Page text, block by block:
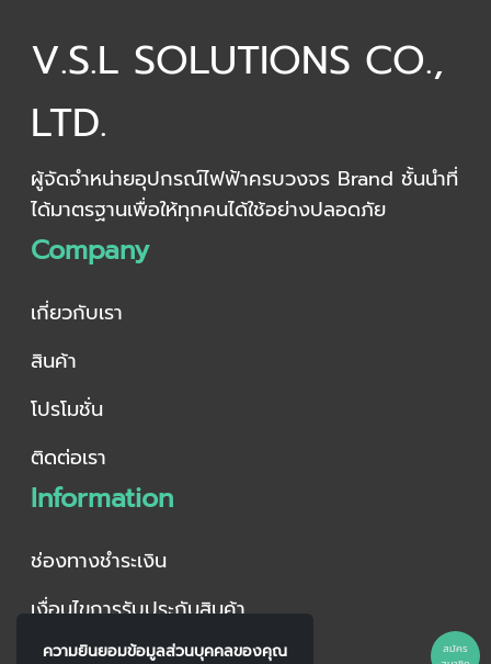
สมัคร
ความยินยอมข้อมูลส่วนบุคคลของคุณ
V.S.L SOLUTIONS CO.,
LTD.
ผู้จัดจำหน่ายอุปกรณ์ไฟฟ้าครบวงจร Brand ชั้นนำที่
ได้มาตรฐานเพื่อให้ทุกคนได้ใช้อย่างปลอดภัย
Company
เกี่ยวกับเรา
สินค้า
โปรโมชั่น
ติดต่อเรา
Information
ช่องทางชำระเงิน
เงื่อนไขการรับประกันสินค้า
Hotline